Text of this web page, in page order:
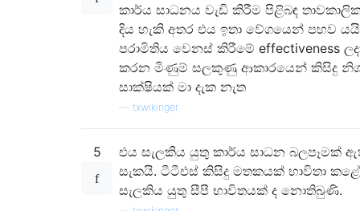
කාර්ය සාධනය වැඩි කිරීම පිළිබඳ
දිය හැකි අතර එය ඉතා වේගයෙන් පහව
පරාමිතිය වෙනස් කිරීමේ effectiveness
කරන මිණුම් සලකුණු ආකාරයෙන් කිසිදු
සාක්ෂියක් මා දැක නැත
txwikinger
5
එය සැලකිය යුතු කාර්ය සාධන බලපෑමක්
සැකයි. ටීටීඑස් කිසිදු මතකයක් භාවිතා
සැලකිය යුතු සීපී භාවිතයක් ද නොතිබුණි.